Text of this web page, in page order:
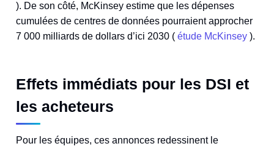
). De son côté, McKinsey estime que les dépenses
cumulées de centres de données pourraient approcher
7 000 milliards de dollars d’ici 2030 ( étude McKinsey ).
Effets immédiats pour les DSI et
les acheteurs
Pour les équipes, ces annonces redessinent le